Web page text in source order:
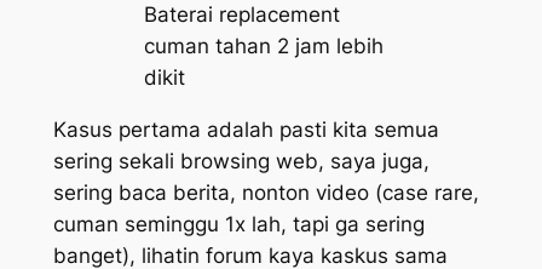
Baterai replacement
cuman tahan 2 jam lebih
dikit
Kasus pertama adalah pasti kita semua
sering sekali browsing web, saya juga,
sering baca berita, nonton video (case rare,
cuman seminggu 1x lah, tapi ga sering
banget), lihatin forum kaya kaskus sama